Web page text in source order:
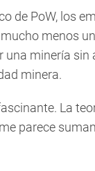
de PoW, los
menos
minería
minera.
La
parece